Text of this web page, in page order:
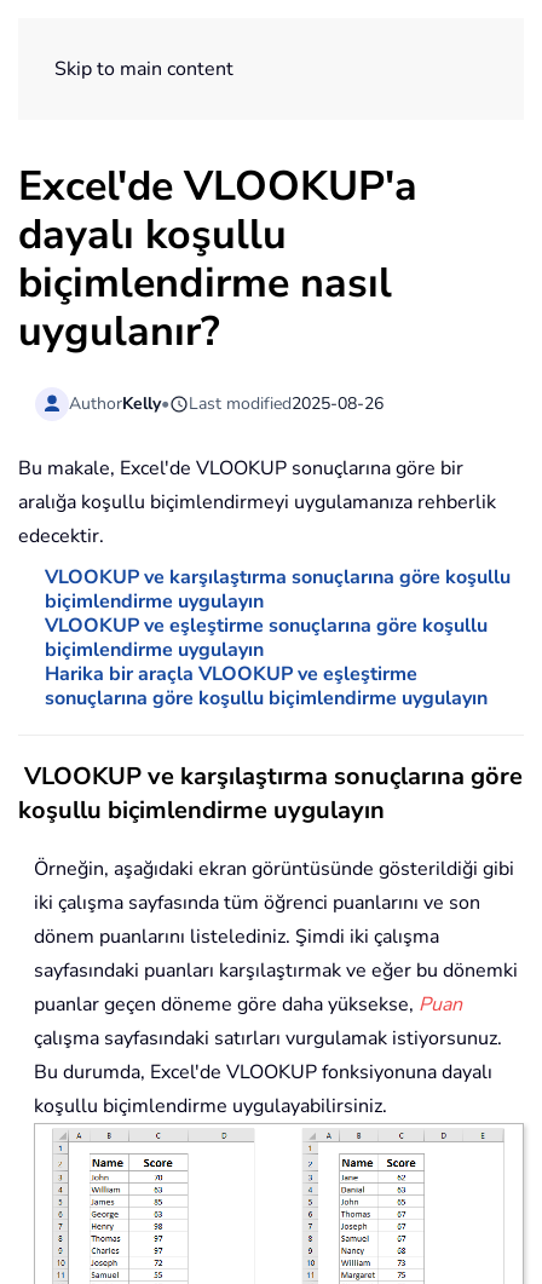
Skip to main content
Excel'de VLOOKUP'a
dayalı koşullu
biçimlendirme nasıl
uygulanır?
AuthorKelly• Last modified2025-08-26
Bu makale, Excel'de VLOOKUP sonuçlarına göre bir
aralığa koşullu biçimlendirmeyi uygulamanıza rehberlik
edecektir.
VLOOKUP ve karşılaştırma sonuçlarına göre koşullu
biçimlendirme uygulayın
VLOOKUP ve eşleştirme sonuçlarına göre koşullu
biçimlendirme uygulayın
Harika bir araçla VLOOKUP ve eşleştirme
sonuçlarına göre koşullu biçimlendirme uygulayın
VLOOKUP ve karşılaştırma sonuçlarına göre
koşullu biçimlendirme uygulayın
Örneğin, aşağıdaki ekran görüntüsünde gösterildiği gibi
iki çalışma sayfasında tüm öğrenci puanlarını ve son
dönem puanlarını listelediniz. Şimdi iki çalışma
sayfasındaki puanları karşılaştırmak ve eğer bu dönemki
puanlar geçen döneme göre daha yüksekse, Puan
çalışma sayfasındaki satırları vurgulamak istiyorsunuz.
Bu durumda, Excel'de VLOOKUP fonksiyonuna dayalı
koşullu biçimlendirme uygulayabilirsiniz.